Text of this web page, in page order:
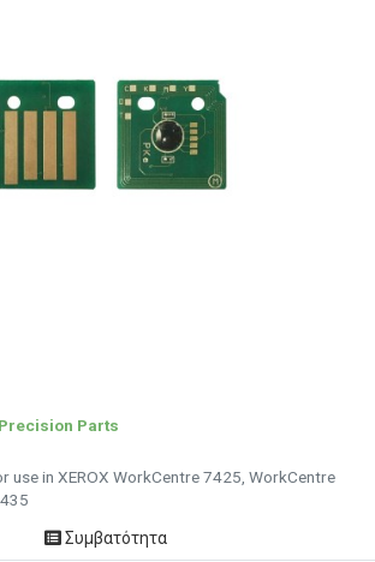
Parts
use in XEROX WorkCentre 7425, WorkCentre
Συμβατότητα